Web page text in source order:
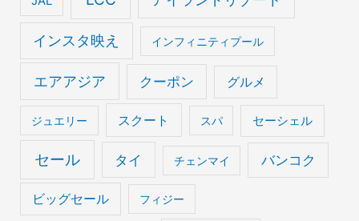
インスタ映え インフィニティプール
エアアジア クーポン グルメ
ジュエリー スクート スパ セーシェル
セール タイ チェンマイ バンコク
ビッグセール フィジー